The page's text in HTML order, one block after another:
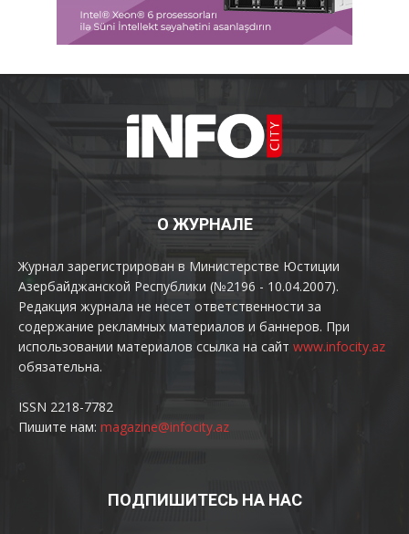
О ЖУРНАЛЕ
Журнал зарегистрирован в Министерстве Юстиции
Азербайджанской Республики (№2196 - 10.04.2007).
Редакция журнала не несет ответственности за
содержание рекламных материалов и баннеров. При
использовании материалов ссылка на сайт www.infocity.az
обязательна.
ISSN 2218-7782
Пишите нам: magazine@infocity.az
ПОДПИШИТЕСЬ НА НАС